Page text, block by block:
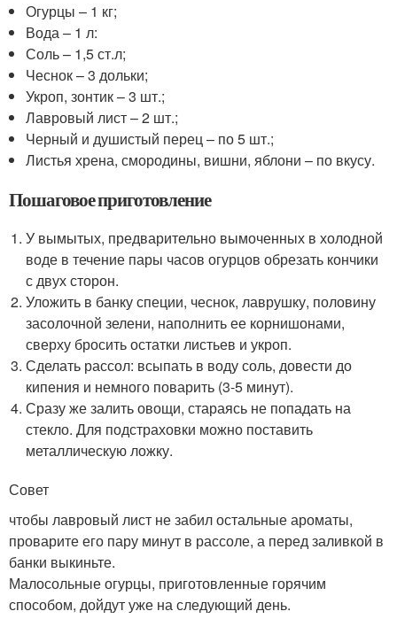
Огурцы – 1 кг;
Вода – 1 л:
Соль – 1,5 ст.л;
Чеснок – 3 дольки;
Укроп, зонтик – 3 шт.;
Лавровый лист – 2 шт.;
Черный и душистый перец – по 5 шт.;
Листья хрена, смородины, вишни, яблони – по вкусу.
Пошаговое приготовление
У вымытых, предварительно вымоченных в холодной
воде в течение пары часов огурцов обрезать кончики
с двух сторон.
Уложить в банку специи, чеснок, лаврушку, половину
засолочной зелени, наполнить ее корнишонами,
сверху бросить остатки листьев и укроп.
Сделать рассол: всыпать в воду соль, довести до
кипения и немного поварить (3-5 минут).
Сразу же залить овощи, стараясь не попадать на
стекло. Для подстраховки можно поставить
металлическую ложку.
Совет
чтобы лавровый лист не забил остальные ароматы,
проварите его пару минут в рассоле, а перед заливкой в
банки выкиньте.
Малосольные огурцы, приготовленные горячим
способом, дойдут уже на следующий день.